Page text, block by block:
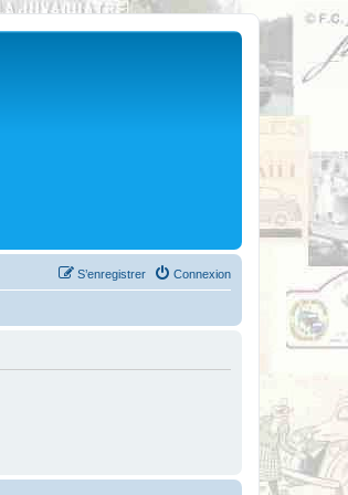
Connexion
S’enregistrer